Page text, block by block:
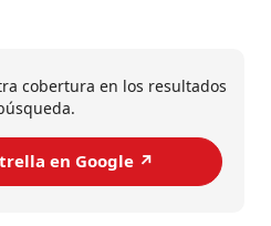
cobertura en los resultados
en Google ↗️